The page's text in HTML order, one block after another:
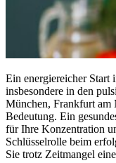
Ein energiereicher Start
insbesondere in den
München, Frankfurt am
Bedeutung. Ein
für Ihre Konzentration
Schlüsselrolle beim
Sie trotz Zeitmangel